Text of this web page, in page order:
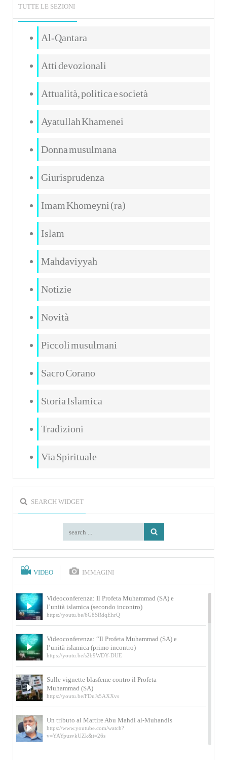
TUTTE LE SEZIONI
Al-Qantara
Atti devozionali
Attualità, politica e società
Ayatullah Khamenei
Donna musulmana
Giurisprudenza
Imam Khomeyni (ra)
Islam
Mahdaviyyah
Notizie
Novità
Piccoli musulmani
Sacro Corano
Storia Islamica
Tradizioni
Via Spirituale
SEARCH WIDGET
VIDEO IMMAGINI
Videoconferenza: Il Profeta Muhammad (SA) e
l’unità islamica (secondo incontro)
https://youtu.be/6G8SRdqEhrQ
Videoconferenza: “Il Profeta Muhammad (SA) e
l’unità islamica (primo incontro)
https://youtu.be/s2b9WDY-DUE
Sulle vignette blasfeme contro il Profeta
Muhammad (SA)
https://youtu.be/FDuJs5AXXvs
Un tributo al Martire Abu Mahdi al-Muhandis
https://www.youtube.com/watch?
v=YAYpusvkUZk&t=26s